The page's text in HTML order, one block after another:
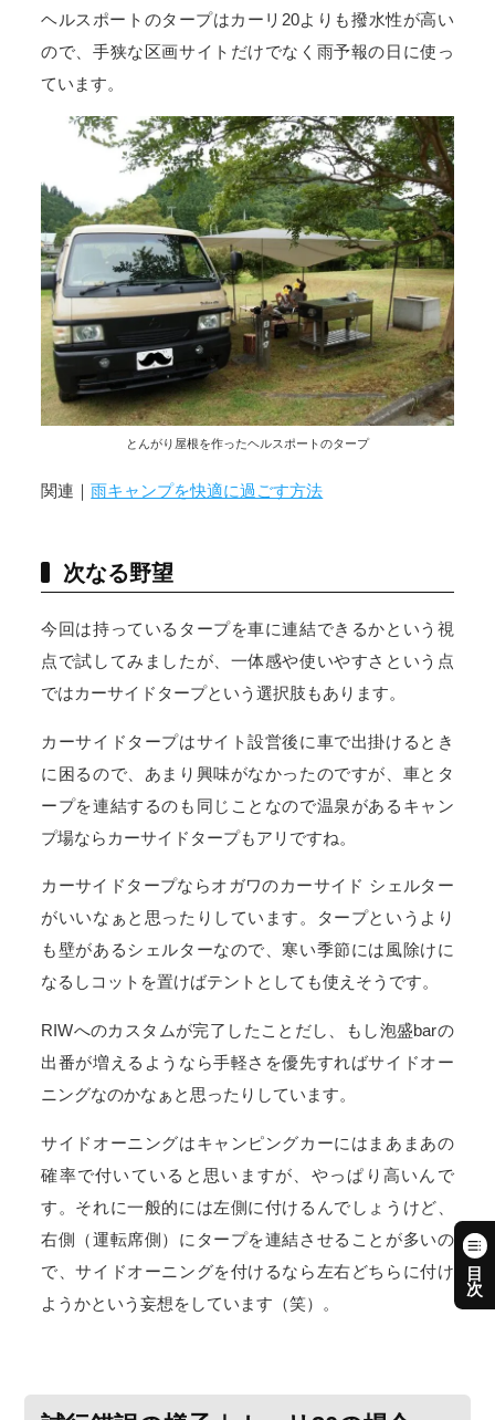
ヘルスポートのタープはカーリ20よりも撥水性が高い
ので、手狭な区画サイトだけでなく雨予報の日に使っ
ています。
とんがり屋根を作ったヘルスポートのタープ
関連｜雨キャンプを快適に過ごす方法
次なる野望
今回は持っているタープを車に連結できるかという視
点で試してみましたが、一体感や使いやすさという点
ではカーサイドタープという選択肢もあります。
カーサイドタープはサイト設営後に車で出掛けるとき
に困るので、あまり興味がなかったのですが、車とタ
ープを連結するのも同じことなので温泉があるキャン
プ場ならカーサイドタープもアリですね。
カーサイドタープならオガワのカーサイド シェルター
がいいなぁと思ったりしています。タープというより
も壁があるシェルターなので、寒い季節には風除けに
なるしコットを置けばテントとしても使えそうです。
RIWへのカスタムが完了したことだし、もし泡盛barの
出番が増えるようなら手軽さを優先すればサイドオー
ニングなのかなぁと思ったりしています。
サイドオーニングはキャンピングカーにはまあまあの
確率で付いていると思いますが、やっぱり高いんで
す。それに一般的には左側に付けるんでしょうけど、
右側（運転席側）にタープを連結させることが多いの
で、サイドオーニングを付けるなら左右どちらに付け
ようかという妄想をしています（笑）。